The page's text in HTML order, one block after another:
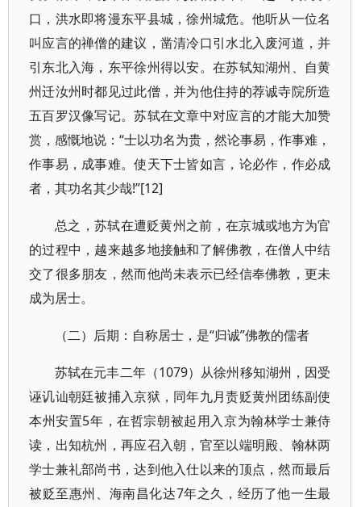
口，洪水即将漫东平县城，徐州城危。他听从一位名
叫应言的禅僧的建议，凿清冷口引水北入废河道，并
引东北入海，东平徐州得以安。在苏轼知湖州、自黄
州迁汝州时都见过此僧，并为他住持的荐诚寺院所造
五百罗汉像写记。苏轼在文章中对应言的才能大加赞
赏，感慨地说：“士以功名为贵，然论事易，作事难，
作事易，成事难。使天下士皆如言，论必作，作必成
者，其功名其少哉!”[12]
总之，苏轼在遭贬黄州之前，在京城或地方为官
的过程中，越来越多地接触和了解佛教，在僧人中结
交了很多朋友，然而他尚未表示已经信奉佛教，更未
成为居士。
（二）后期：自称居士，是“归诚”佛教的儒者
苏轼在元丰二年（1079）从徐州移知湖州，因受
诬讥讪朝廷被捕入京狱，同年九月责贬黄州团练副使
本州安置5年，在哲宗朝被起用入京为翰林学士兼侍
读，出知杭州，再应召入朝，官至以端明殿、翰林两
学士兼礼部尚书，达到他入仕以来的顶点，然而最后
被贬至惠州、海南昌化达7年之久，经历了他一生最